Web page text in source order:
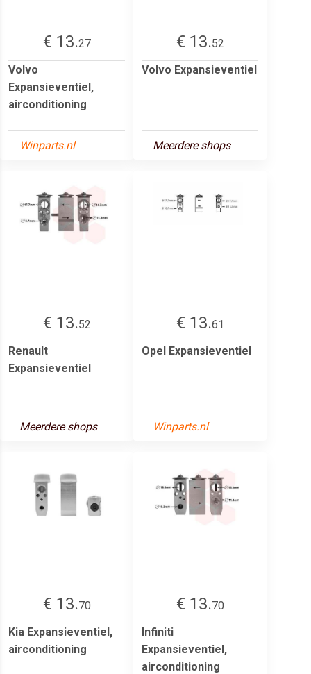
€ 13.27
Volvo
Expansieventiel,
airconditioning
Winparts.nl
€ 13.52
Volvo Expansieventiel
Meerdere shops
€ 13.52
Renault
Expansieventiel
Meerdere shops
€ 13.61
Opel Expansieventiel
Winparts.nl
€ 13.70
Kia Expansieventiel,
airconditioning
€ 13.70
Infiniti
Expansieventiel,
airconditioning